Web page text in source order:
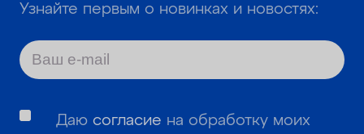
Узнайте первым о новинках и новостях:
Даю согласие на обработку моих